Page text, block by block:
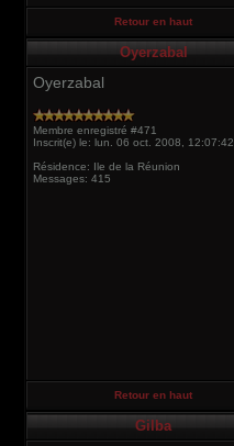
Retour en haut
Oyerzabal
Oyerzabal
Membre enregistré #471
Inscrit(e) le: lun. 06 oct. 2008, 12:07:42
Résidence: Ile de la Réunion
Messages: 415
Retour en haut
Gilba